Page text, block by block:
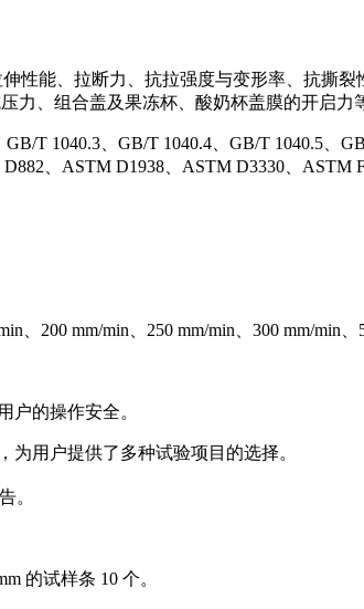
性能、拉断力、抗拉强度与变形率、抗撕
、组合盖及果冻杯、酸奶杯盖膜的开启力
T 1040.3、GB/T 1040.4、GB/T 1040.5、
、ASTM D1938、ASTM D3330、ASTM
、200 mm/min、250 mm/min、300 mm/min
户的操作安全。
用户提供了多种试验项目的选择。
。
的试样条 10 个。